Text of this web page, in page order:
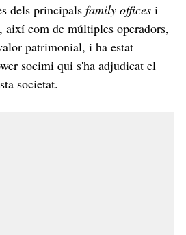
dels principals family offices i
així com de múltiples operadors,
patrimonial, i ha estat
socimi qui s'ha adjudicat el
societat.